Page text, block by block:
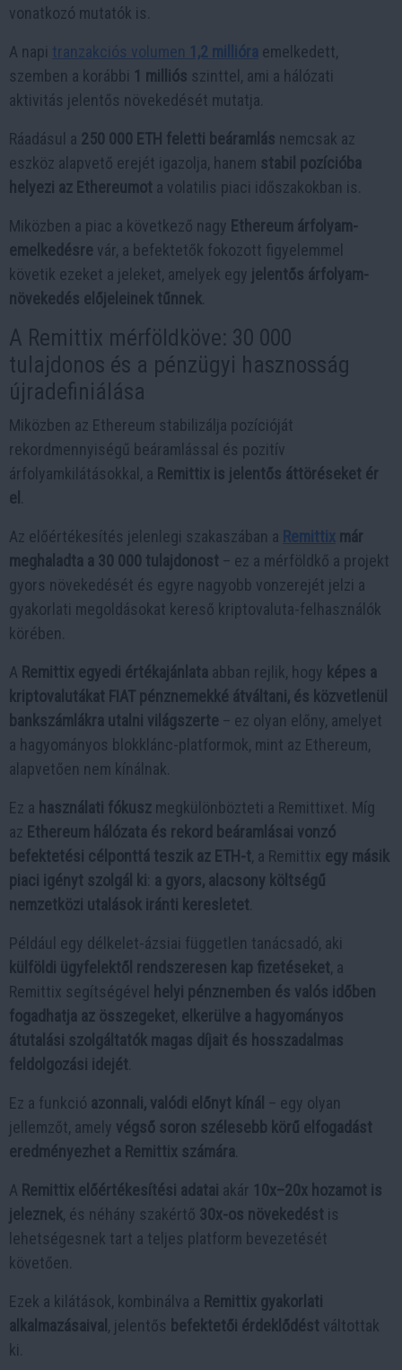
vonatkozó mutatók is.
A napi tranzakciós volumen 1,2 millióra emelkedett,
szemben a korábbi 1 milliós szinttel, ami a hálózati
aktivitás jelentős növekedését mutatja.
Ráadásul a 250 000 ETH feletti beáramlás nemcsak az
eszköz alapvető erejét igazolja, hanem stabil pozícióba
helyezi az Ethereumot a volatilis piaci időszakokban is.
Miközben a piac a következő nagy Ethereum árfolyam-
emelkedésre vár, a befektetők fokozott figyelemmel
követik ezeket a jeleket, amelyek egy jelentős árfolyam-
növekedés előjeleinek tűnnek
A Remittix mérföldköve: 30 000
tulajdonos és a pénzügyi hasznosság
újradefiniálása
Miközben az Ethereum stabilizálja pozícióját
rekordmennyiségű beáramlással és pozitív
árfolyamkilátásokkal, a Remittix is jelentős áttöréseket ér
el
Az előértékesítés jelenlegi szakaszában a Remittix már
meghaladta a 30 000 tulajdonost – ez a mérföldkő a projekt
gyors növekedését és egyre nagyobb vonzerejét jelzi a
gyakorlati megoldásokat kereső kriptovaluta-felhasználók
körében.
A Remittix egyedi értékajánlata abban rejlik, hogy képes a
kriptovalutákat FIAT pénznemekké átváltani, és közvetlenül
bankszámlákra utalni világszerte – ez olyan előny, amelyet
a hagyományos blokklánc-platformok, mint az Ethereum,
alapvetően nem kínálnak.
Ez a használati fókusz megkülönbözteti a Remittixet. Míg
az Ethereum hálózata és rekord beáramlásai vonzó
befektetési célponttá teszik az ETH-t, a Remittix egy másik
piaci igényt szolgál ki
a gyors, alacsony költségű
nemzetközi utalások iránti keresletet
Például egy délkelet-ázsiai független tanácsadó, aki
külföldi ügyfelektől rendszeresen kap fizetéseket, a
Remittix segítségével
helyi pénznemben és valós időben
fogadhatja az összegeket, elkerülve a hagyományos
átutalási szolgáltatók magas díjait és hosszadalmas
feldolgozási idejét
Ez a funkció azonnali, valódi előnyt kínál – egy olyan
jellemzőt, amely végső soron szélesebb körű elfogadást
eredményezhet a Remittix számára
A Remittix előértékesítési adatai akár 10x–20x hozamot is
jeleznek, és néhány szakértő 30x-os növekedést is
lehetségesnek tart a teljes platform bevezetését
követően.
Ezek a kilátások, kombinálva a Remittix gyakorlati
alkalmazásaival , jelentős befektetői érdeklődést váltottak
ki.